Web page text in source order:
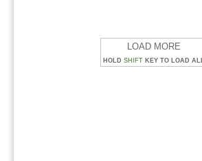
LOAD MORE
HOLD SHIFT KEY TO LOAD ALL